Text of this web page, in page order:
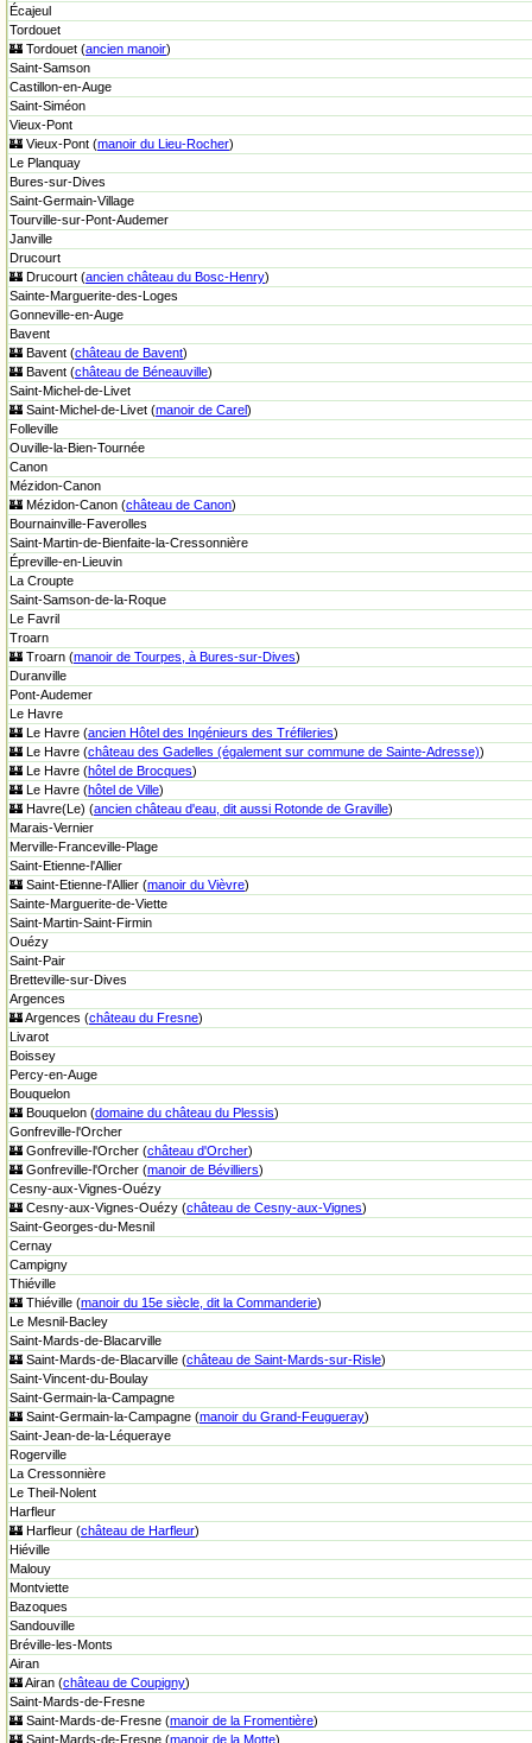
Écajeul
Tordouet
🏰 Tordouet (ancien manoir)
Saint-Samson
Castillon-en-Auge
Saint-Siméon
Vieux-Pont
🏰 Vieux-Pont (manoir du Lieu-Rocher)
Le Planquay
Bures-sur-Dives
Saint-Germain-Village
Tourville-sur-Pont-Audemer
Janville
Drucourt
🏰 Drucourt (ancien château du Bosc-Henry)
Sainte-Marguerite-des-Loges
Gonneville-en-Auge
Bavent
🏰 Bavent (château de Bavent)
🏰 Bavent (château de Béneauville)
Saint-Michel-de-Livet
🏰 Saint-Michel-de-Livet (manoir de Carel)
Folleville
Ouville-la-Bien-Tournée
Canon
Mézidon-Canon
🏰 Mézidon-Canon (château de Canon)
Bournainville-Faverolles
Saint-Martin-de-Bienfaite-la-Cressonnière
Épreville-en-Lieuvin
La Croupte
Saint-Samson-de-la-Roque
Le Favril
Troarn
🏰 Troarn (manoir de Tourpes, à Bures-sur-Dives)
Duranville
Pont-Audemer
Le Havre
🏰 Le Havre (ancien Hôtel des Ingénieurs des Tréfileries)
🏰 Le Havre (château des Gadelles (également sur commune de Sainte-Adresse))
🏰 Le Havre (hôtel de Brocques)
🏰 Le Havre (hôtel de Ville)
🏰 Havre(Le) (ancien château d'eau, dit aussi Rotonde de Graville)
Marais-Vernier
Merville-Franceville-Plage
Saint-Etienne-l'Allier
🏰 Saint-Etienne-l'Allier (manoir du Vièvre)
Sainte-Marguerite-de-Viette
Saint-Martin-Saint-Firmin
Ouézy
Saint-Pair
Bretteville-sur-Dives
Argences
🏰 Argences (château du Fresne)
Livarot
Boissey
Percy-en-Auge
Bouquelon
🏰 Bouquelon (domaine du château du Plessis)
Gonfreville-l'Orcher
🏰 Gonfreville-l'Orcher (château d'Orcher)
🏰 Gonfreville-l'Orcher (manoir de Bévilliers)
Cesny-aux-Vignes-Ouézy
🏰 Cesny-aux-Vignes-Ouézy (château de Cesny-aux-Vignes)
Saint-Georges-du-Mesnil
Cernay
Campigny
Thiéville
🏰 Thiéville (manoir du 15e siècle, dit la Commanderie)
Le Mesnil-Bacley
Saint-Mards-de-Blacarville
🏰 Saint-Mards-de-Blacarville (château de Saint-Mards-sur-Risle)
Saint-Vincent-du-Boulay
Saint-Germain-la-Campagne
🏰 Saint-Germain-la-Campagne (manoir du Grand-Feugueray)
Saint-Jean-de-la-Léqueraye
Rogerville
La Cressonnière
Le Theil-Nolent
Harfleur
🏰 Harfleur (château de Harfleur)
Hiéville
Malouy
Montviette
Bazoques
Sandouville
Bréville-les-Monts
Airan
🏰 Airan (château de Coupigny)
Saint-Mards-de-Fresne
🏰 Saint-Mards-de-Fresne (manoir de la Fromentière)
🏰 Saint-Mards-de-Fresne (manoir de la Motte)